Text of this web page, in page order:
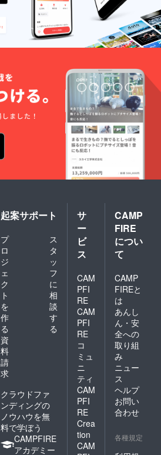
起案サポート
プ
ロ
ジ
ェ
ク
ト
を
作
る
ス
タ
ッ
フ
に
相
談
す
る
資
料
請
求
クラウドファ
ンディングの
ノウハウを無
料で学ぼう
CAMPFIRE
アカデミー
サ
ー
ビ
ス
CAM
PFI
RE
CAM
PFI
RE
コ
ミュ
ニ
ティ
CAM
PFI
RE
Crea
tion
CAM
CAMP
FIRE
につい
て
CAMP
FIREと
は
あんし
ん・安
全への
取り組
み
ニュー
ス
ヘルプ
お問い
合わせ
各種規定